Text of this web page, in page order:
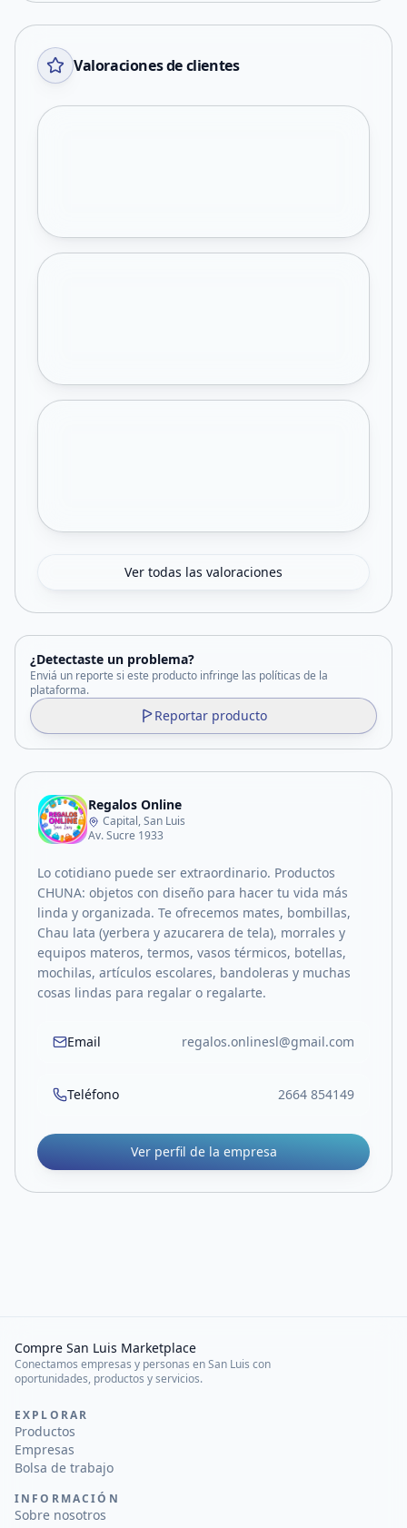
Valoraciones de clientes
Ver todas las valoraciones
¿Detectaste un problema?
Enviá un reporte si este producto infringe las políticas de la
plataforma.
Reportar producto
Regalos Online
Capital, San Luis
Av. Sucre 1933
Lo cotidiano puede ser extraordinario. Productos
CHUNA: objetos con diseño para hacer tu vida más
linda y organizada. Te ofrecemos mates, bombillas,
Chau lata (yerbera y azucarera de tela), morrales y
equipos materos, termos, vasos térmicos, botellas,
mochilas, artículos escolares, bandoleras y muchas
cosas lindas para regalar o regalarte.
Email regalos.onlinesl@gmail.com
Teléfono 2664 854149
Ver perfil de la empresa
Compre San Luis Marketplace
Conectamos empresas y personas en San Luis con
oportunidades, productos y servicios.
EXPLORAR
Productos
Empresas
Bolsa de trabajo
INFORMACIÓN
Sobre nosotros